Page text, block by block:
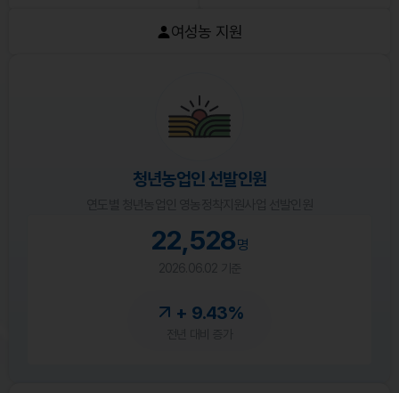
청년농업인 선발인원
22,528명
+ 9.43%
여성농 지원